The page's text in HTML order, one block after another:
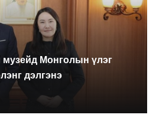
музейд Монголын үлэг
дэлгэнэ